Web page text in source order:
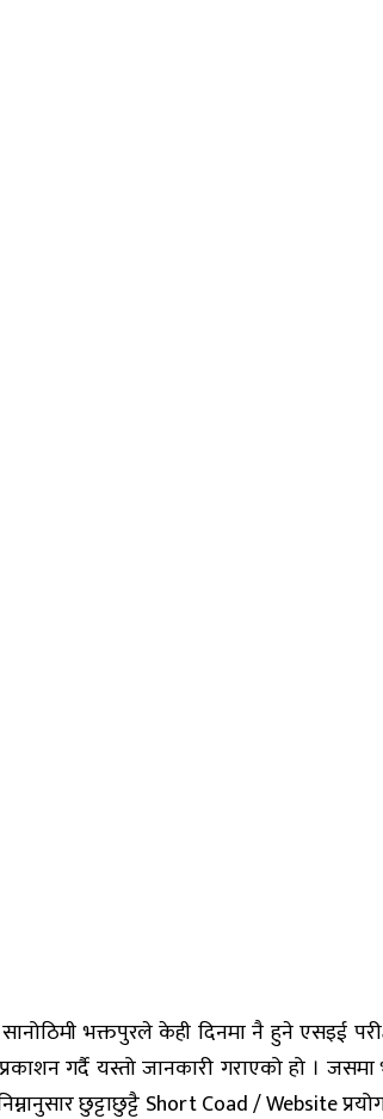
सानोठिमी भक्तपुरले केही दिनमा नै हुने
गर्दै यस्तो जानकारी गराएको हो । जसमा
छुट्टाछुट्टै Short Coad / Website